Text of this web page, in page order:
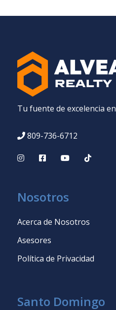
Tu fuente de excelencia
809-736-6712
Nosotros
Acerca de Nosotros
Asesores
Política de Privacidad
Santo Domingo